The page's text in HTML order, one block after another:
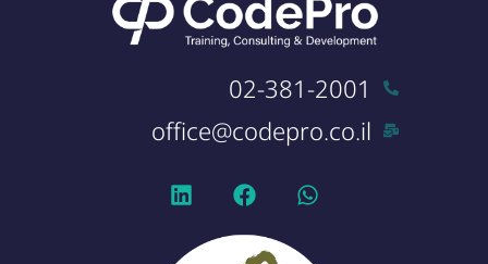
02-381-2001
office@codepro.co.il